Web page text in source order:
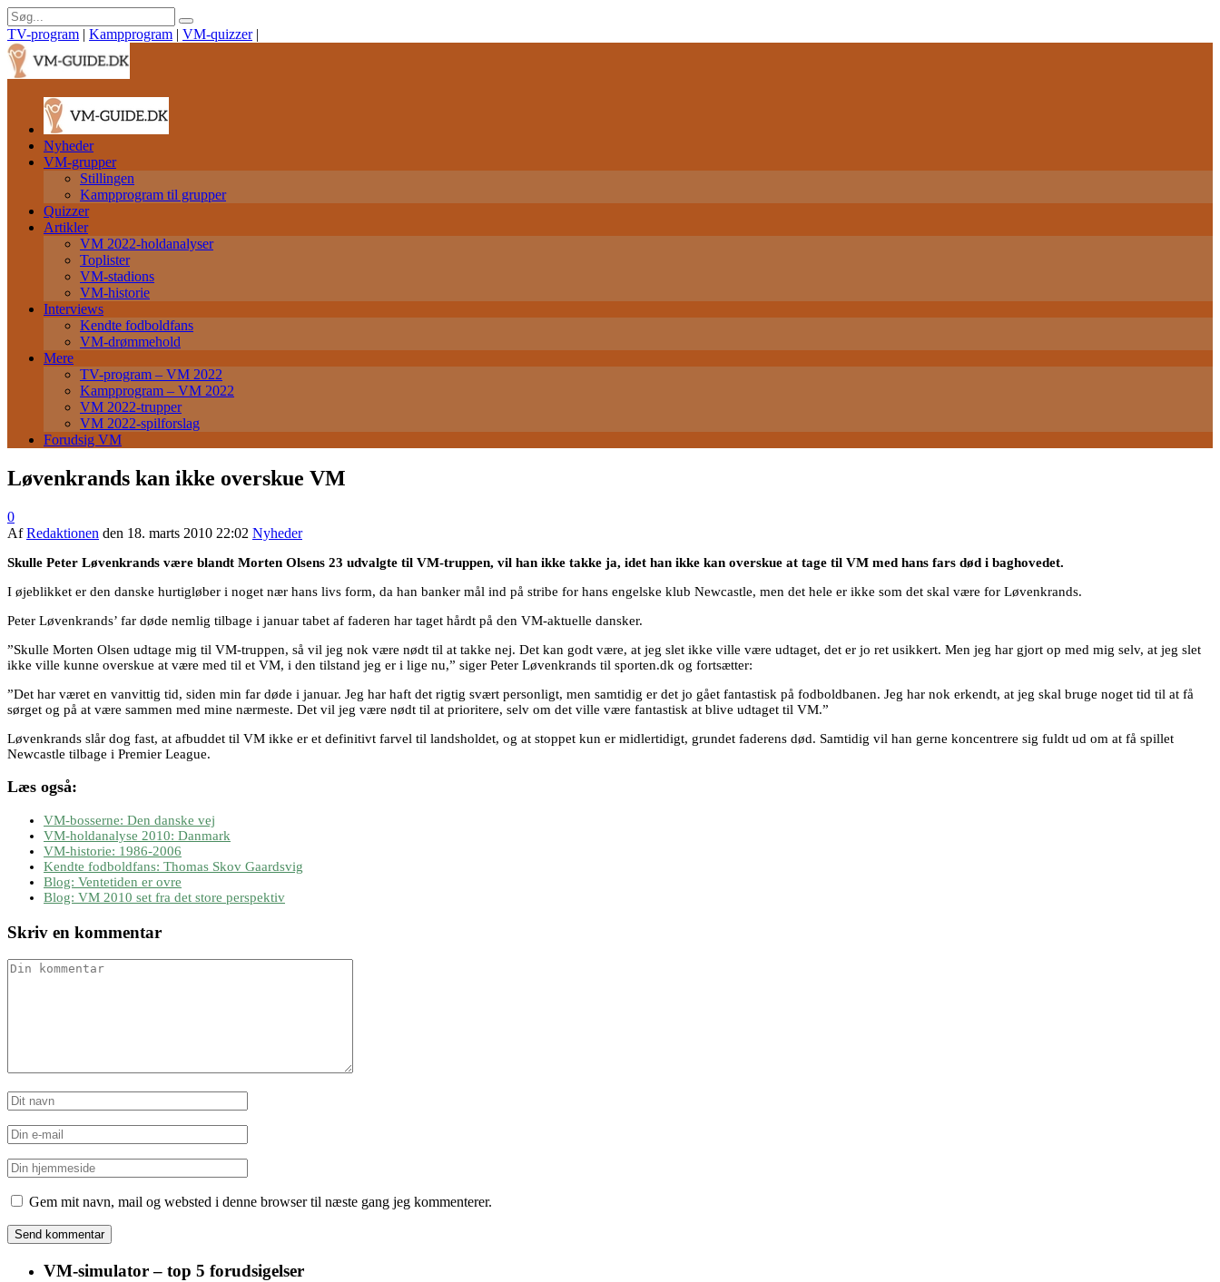
TV-program | Kampprogram | VM-quizzer |
Nyheder
VM-grupper
Stillingen
Kampprogram til grupper
Quizzer
Artikler
VM 2022-holdanalyser
Toplister
VM-stadions
VM-historie
Interviews
Kendte fodboldfans
VM-drømmehold
Mere
TV-program – VM 2022
Kampprogram – VM 2022
VM 2022-trupper
VM 2022-spilforslag
Forudsig VM
Løvenkrands kan ikke overskue VM
0
AfRedaktionen den 18. marts 2010 22:02 Nyheder
Skulle Peter Løvenkrands være blandt Morten Olsens 23 udvalgte til VM-truppen, vil han ikke takke ja, idet han ikke kan overskue at tage til VM med hans fars død i baghovedet.
I øjeblikket er den danske hurtigløber i noget nær hans livs form, da han banker mål ind på stribe for hans engelske klub Newcastle, men det hele er ikke som det skal være for Løvenkrands.
Peter Løvenkrands’ far døde nemlig tilbage i januar tabet af faderen har taget hårdt på den VM-aktuelle dansker.
”Skulle Morten Olsen udtage mig til VM-truppen, så vil jeg nok være nødt til at takke nej. Det kan godt være, at jeg slet ikke ville være udtaget, det er jo ret usikkert. Men jeg har gjort op med mig selv, at jeg slet
ikke ville kunne overskue at være med til et VM, i den tilstand jeg er i lige nu,” siger Peter Løvenkrands til sporten.dk og fortsætter:
”Det har været en vanvittig tid, siden min far døde i januar. Jeg har haft det rigtig svært personligt, men samtidig er det jo gået fantastisk på fodboldbanen. Jeg har nok erkendt, at jeg skal bruge noget tid til at få
sørget og på at være sammen med mine nærmeste. Det vil jeg være nødt til at prioritere, selv om det ville være fantastisk at blive udtaget til VM.”
Løvenkrands slår dog fast, at afbuddet til VM ikke er et definitivt farvel til landsholdet, og at stoppet kun er midlertidigt, grundet faderens død. Samtidig vil han gerne koncentrere sig fuldt ud om at få spillet
Newcastle tilbage i Premier League.
Læs også:
VM-bosserne: Den danske vej
VM-holdanalyse 2010: Danmark
VM-historie: 1986-2006
Kendte fodboldfans: Thomas Skov Gaardsvig
Blog: Ventetiden er ovre
Blog: VM 2010 set fra det store perspektiv
Skriv en kommentar
Gem mit navn, mail og websted i denne browser til næste gang jeg kommenterer.
VM-simulator – top 5 forudsigelser